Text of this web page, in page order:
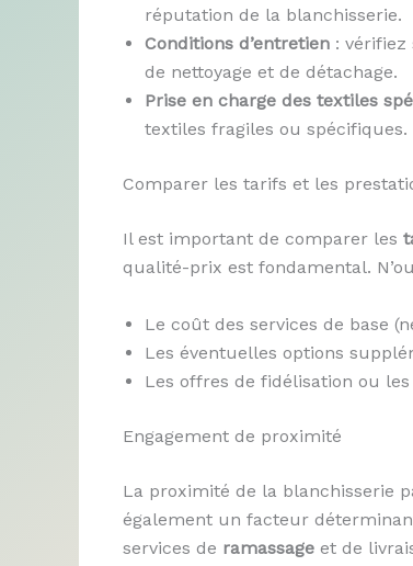
réputation de la blanchisserie.
Conditions d’entretien : vérifiez
de nettoyage et de détachage.
Prise en charge des textiles
textiles fragiles ou spécifiques.
Comparer les tarifs et les
Il est important de comparer les
qualité-prix est fondamental.
Le coût des services de base
Les éventuelles options
Les offres de fidélisation ou
Engagement de proximité
La proximité de la blanchisserie
également un facteur
services de ramassage et de